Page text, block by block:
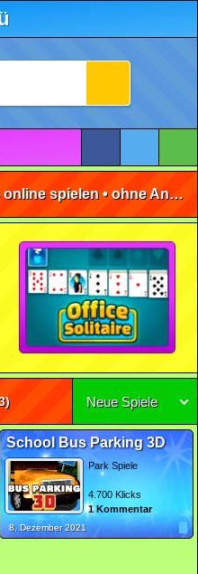
Parking 3D Spiele kostenlos online spielen • ohne Anmeldung 🕹️
Neue Spiele
School Bus Parking 3D
Park Spiele
4.700 Klicks
1 Kommentar
8. Dezember 2021